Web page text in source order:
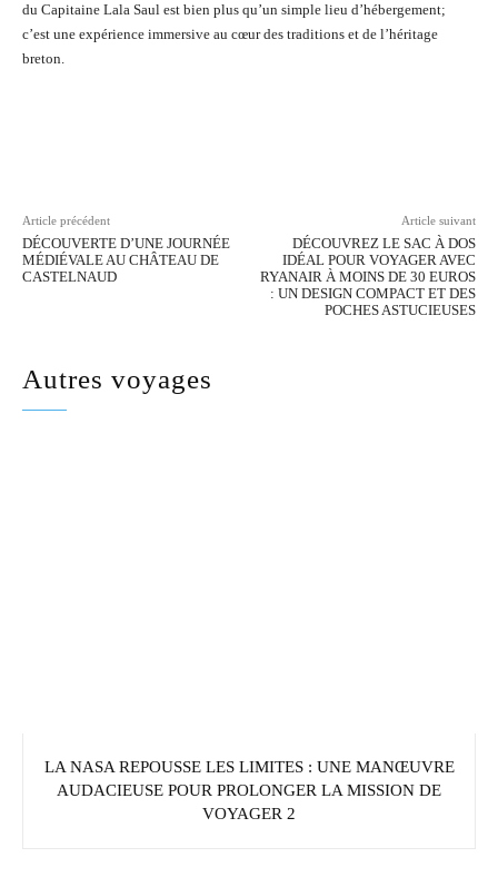
du Capitaine Lala Saul est bien plus qu’un simple lieu d’hébergement;
c’est une expérience immersive au cœur des traditions et de l’héritage
breton.
Article précédent
DÉCOUVERTE D’UNE JOURNÉE
MÉDIÉVALE AU CHÂTEAU DE
CASTELNAUD
Article suivant
DÉCOUVREZ LE SAC À DOS
IDÉAL POUR VOYAGER AVEC
RYANAIR À MOINS DE 30 EUROS
: UN DESIGN COMPACT ET DES
POCHES ASTUCIEUSES
Autres voyages
LA NASA REPOUSSE LES LIMITES : UNE MANŒUVRE
AUDACIEUSE POUR PROLONGER LA MISSION DE
VOYAGER 2